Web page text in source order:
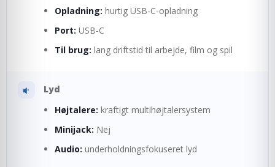
Opladning: hurtig USB-C-opladning
Port: USB-C
Til brug: lang driftstid til arbejde, film og spil
Lyd
Højtalere: kraftigt multihøjtalersystem
Minijack: Nej
Audio: underholdningsfokuseret lyd